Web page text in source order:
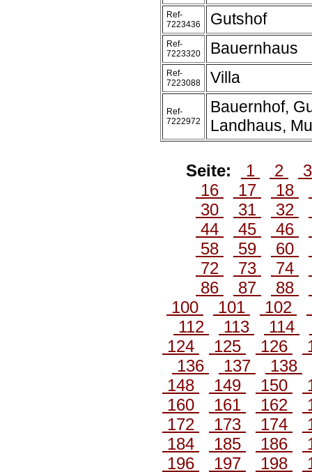
Ref-
7223436
Gutshof
Ref-
7223320
Bauernhaus
Ref-
7223088
Villa
Ref-
7222972
Bauernhof,
Landhaus,
Seite: 1 2
16
17 18
30
31 32
44
45 46
58
59 60
72
73 74
86
87 88
100
101 102
112
113 114
124
125 126
136
137
138
148
149 150
160
161 162
172
173 174
184
185 186
196
197 198